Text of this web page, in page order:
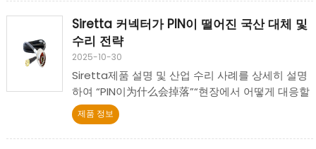
Siretta 커넥터가 PIN이 떨어진 국산 대체 및
수리 전략
2025-10-30
Siretta제품 설명 및 산업 수리 사례를 상세히 설명
하여 “PIN이为什么会掉落”“현장에서 어떻게 대응할
수 있는가”“합격한 국산 대체품이 있는가” 및 예방 요
점을 설명하여 엔지니어링/구매/운영이 빠르게 결정
과 처리를 할 수 있도록 도와줍니다.
제품 정보